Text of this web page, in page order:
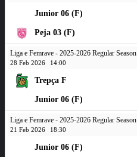
Junior 06 (F)
Peja 03 (F)
Liga e Femrave - 2025-2026 Regular Season
28 Feb 2026 14:00
Trepça F
Junior 06 (F)
Liga e Femrave - 2025-2026 Regular Season
21 Feb 2026 18:30
Junior 06 (F)